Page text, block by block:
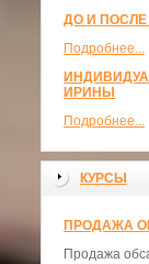
ДО И ПОСЛЕ
Подробнее...
ИРИНЫ
Подробнее...
КУРСЫ
ПРОДАЖА
Продажа